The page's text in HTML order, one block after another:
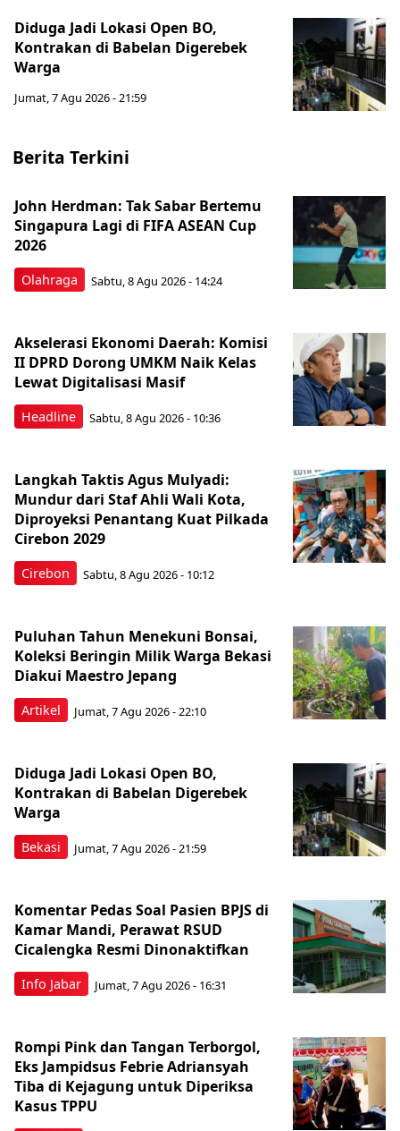
Diduga Jadi Lokasi Open BO,
Kontrakan di Babelan Digerebek
Warga
Jumat, 7 Agu 2026 - 21:59
Berita Terkini
Olahraga
John Herdman: Tak Sabar Bertemu
Singapura Lagi di FIFA ASEAN Cup
2026
Sabtu, 8 Agu 2026 - 14:24
Headline
Akselerasi Ekonomi Daerah: Komisi
II DPRD Dorong UMKM Naik Kelas
Lewat Digitalisasi Masif
Sabtu, 8 Agu 2026 - 10:36
Cirebon
Langkah Taktis Agus Mulyadi:
Mundur dari Staf Ahli Wali Kota,
Diproyeksi Penantang Kuat Pilkada
Cirebon 2029
Sabtu, 8 Agu 2026 - 10:12
Artikel
Puluhan Tahun Menekuni Bonsai,
Koleksi Beringin Milik Warga Bekasi
Diakui Maestro Jepang
Jumat, 7 Agu 2026 - 22:10
Bekasi
Diduga Jadi Lokasi Open BO,
Kontrakan di Babelan Digerebek
Warga
Jumat, 7 Agu 2026 - 21:59
Info Jabar
Komentar Pedas Soal Pasien BPJS di
Kamar Mandi, Perawat RSUD
Cicalengka Resmi Dinonaktifkan
Jumat, 7 Agu 2026 - 16:31
Rompi Pink dan Tangan Terborgol,
Eks Jampidsus Febrie Adriansyah
Tiba di Kejagung untuk Diperiksa
Kasus TPPU